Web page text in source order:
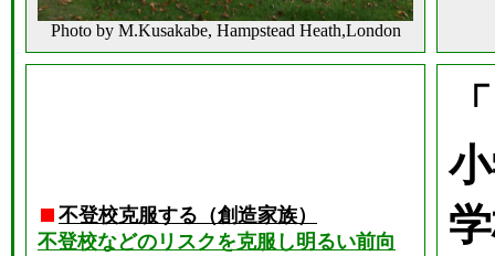
Photo by M.Kusakabe, Hampstead Heath,London
不登校克服する（創造家族）
不登校などのリスクを克服し明るい前向